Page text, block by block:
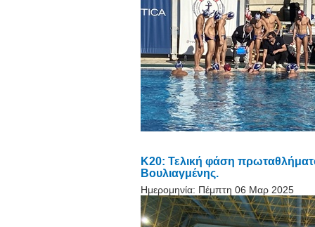
Κ20: Τελική φάση
Βουλιαγμένης.
Ημερομηνία: Πέμπτη 06 Μαρ 2025